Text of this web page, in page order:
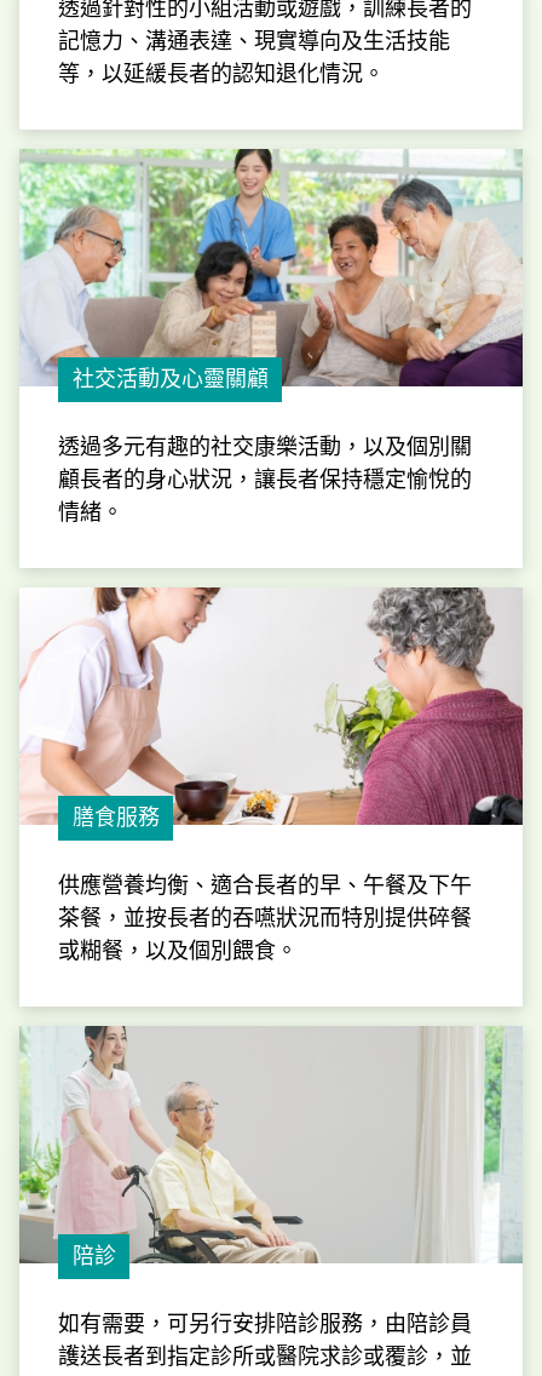
透過針對性的小組活動或遊戲，訓練長者的
記憶力、溝通表達、現實導向及生活技能
等，以延緩長者的認知退化情況。
社交活動及心靈關顧
透過多元有趣的社交康樂活動，以及個別關
顧長者的身心狀況，讓長者保持穩定愉悅的
情緒。
膳食服務
供應營養均衡、適合長者的早、午餐及下午
茶餐，並按長者的吞嚥狀況而特別提供碎餐
或糊餐，以及個別餵食。
陪診
如有需要，可另行安排陪診服務，由陪診員
護送長者到指定診所或醫院求診或覆診，並